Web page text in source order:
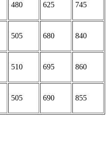
480 625 745
505 680 840
510 695 860
505 690 855